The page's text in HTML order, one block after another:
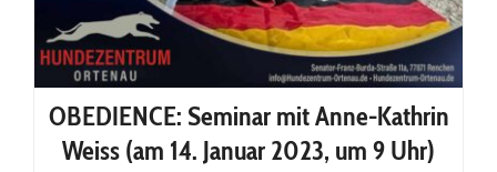
OBEDIENCE: Seminar mit Anne-Kathrin
Weiss (am 14. Januar 2023, um 9 Uhr)